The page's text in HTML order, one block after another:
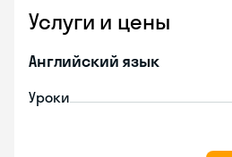
Услуги и цены
Английский язык
Уроки